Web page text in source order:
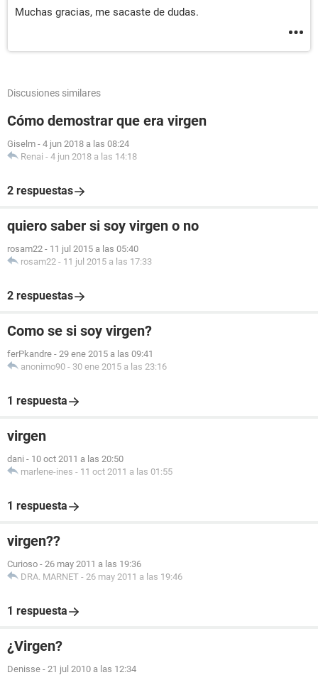
Muchas gracias, me sacaste de dudas.
Discusiones similares
Cómo demostrar que era virgen
Giselm - 4 jun 2018 a las 08:24
Renai - 4 jun 2018 a las 14:18
2 respuestas
quiero saber si soy virgen o no
rosam22 - 11 jul 2015 a las 05:40
rosam22 - 11 jul 2015 a las 17:33
2 respuestas
Como se si soy virgen?
ferPkandre - 29 ene 2015 a las 09:41
anonimo90 - 30 ene 2015 a las 23:16
1 respuesta
virgen
dani - 10 oct 2011 a las 20:50
marlene-ines - 11 oct 2011 a las 01:55
1 respuesta
virgen??
Curioso - 26 may 2011 a las 19:36
DRA. MARNET - 26 may 2011 a las 19:46
1 respuesta
¿Virgen?
Denisse - 21 jul 2010 a las 12:34